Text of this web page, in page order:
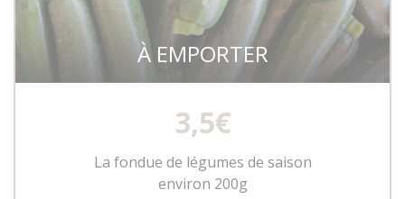
À EMPORTER
3,5€
La fondue de légumes de saison
environ 200g